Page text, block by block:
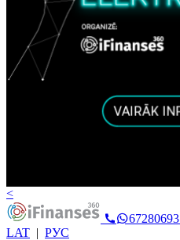
<
67280693
LAT | РУС